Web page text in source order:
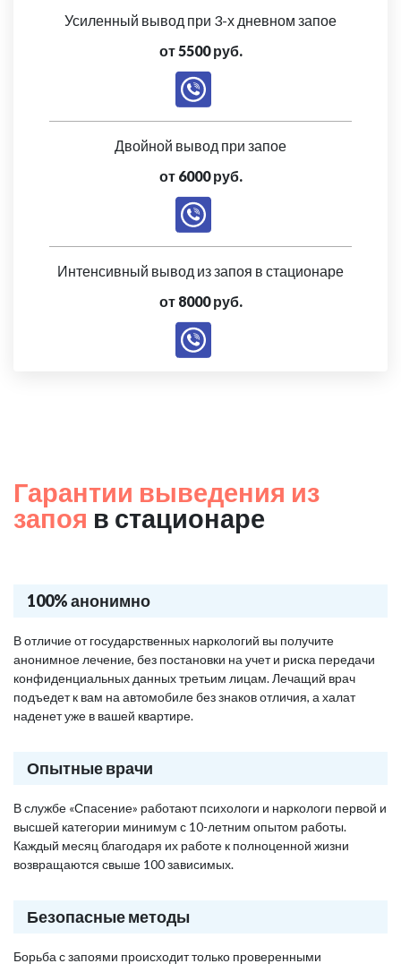
Усиленный вывод при 3-х дневном запое
от 5500 руб.
Двойной вывод при запое
от 6000 руб.
Интенсивный вывод из запоя в стационаре
от 8000 руб.
Гарантии выведения из
запоя в стационаре
100% анонимно
В отличие от государственных наркологий вы получите
анонимное лечение, без постановки на учет и риска передачи
конфиденциальных данных третьим лицам. Лечащий врач
подъедет к вам на автомобиле без знаков отличия, а халат
наденет уже в вашей квартире.
Опытные врачи
В службе «Спасение» работают психологи и наркологи первой и
высшей категории минимум с 10-летним опытом работы.
Каждый месяц благодаря их работе к полноценной жизни
возвращаются свыше 100 зависимых.
Безопасные методы
Борьба с запоями происходит только проверенными